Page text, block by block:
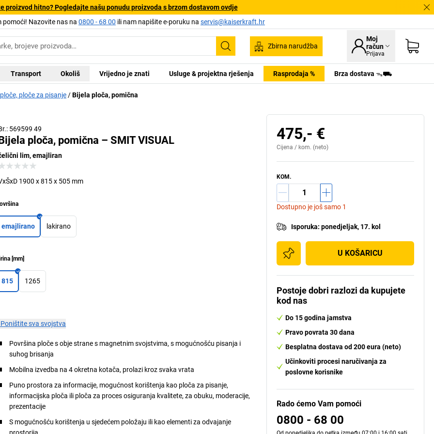
proizvod hitno? Pogledajte našu ponudu proizvoda s brzom dostavom ovdje
pomoći! Nazovite nas na 0800 - 68 00 ili nam napišite e-poruku na servis@kaiserkraft.hr
Pretraživanje
Zbirna narudžba
Moj
račun
Prijava
Transport Okoliš Vrijedno je znati Usluge & projektna rješenja Rasprodaja % Brza dostava ᯓ⛟
ploče za pisanje Bijela ploča, pomična
569599 49
ploča, pomična – SMIT VISUAL
lim, emajliran
1900 x 815 x 505 mm
emajlirano lakirano
[mm]
815 1265
Poništite sva svojstva
Površina ploče s obje strane s magnetnim svojstvima, s mogućnošću pisanja i
suhog brisanja
Mobilna izvedba na 4 okretna kotača, prolazi kroz svaka vrata
Puno prostora za informacije, mogućnost korištenja kao ploča za pisanje,
informacijska ploča ili ploča za proces osiguranja kvalitete, za obuku, moderacije,
prezentacije
S mogućnošću korištenja u sjedećem položaju ili kao elementi za odvajanje
prostorija
475,- €
Cijena / kom. (neto)
KOM.
Dostupno je još samo 1
Isporuka: ponedjeljak, 17. kol
U KOŠARICU
Postoje dobri razlozi da kupujete
kod nas
Do 15 godina jamstva
Pravo povrata 30 dana
Besplatna dostava od 200 eura (neto)
Učinkoviti procesi naručivanja za
poslovne korisnike
Rado ćemo Vam pomoći
0800 - 68 00